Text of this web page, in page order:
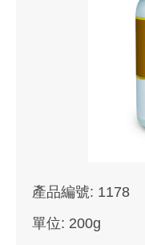
產品編號: 1178
單位: 200g